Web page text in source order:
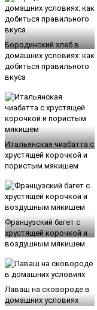
Бородинский хлеб в
домашних условиях: как
добиться правильного
вкуса
Итальянская чиабатта с
хрустящей корочкой и
пористым мякишем
Французский багет с
хрустящей корочкой и
воздушным мякишем
Лаваш на сковороде в
домашних условиях